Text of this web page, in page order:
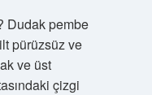
Dudak pembe
pürüzsüz ve
ve üst
çizgi